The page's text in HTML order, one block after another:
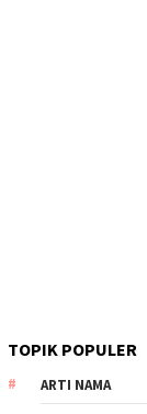
TOPIK POPULER
ARTI NAMA